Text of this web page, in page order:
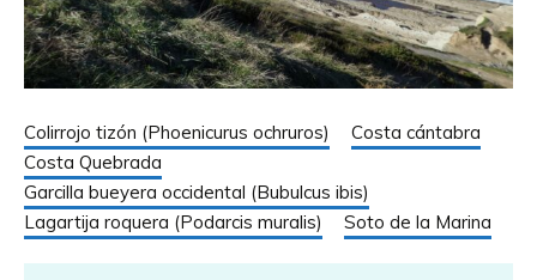
Colirrojo tizón (Phoenicurus ochruros)
Costa cántabra
Costa Quebrada
Garcilla bueyera occidental (Bubulcus ibis)
Lagartija roquera (Podarcis muralis)
Soto de la Marina